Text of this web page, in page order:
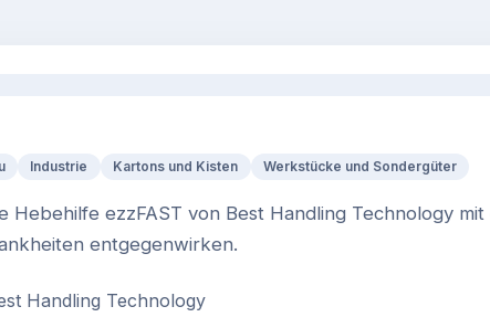
Industrie Kartons und Kisten Werkstücke und Sondergüter
ezzFAST von Best Handling Technology
entgegenwirken.
Handling Technology